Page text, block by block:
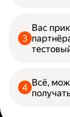
Вас
Всё,